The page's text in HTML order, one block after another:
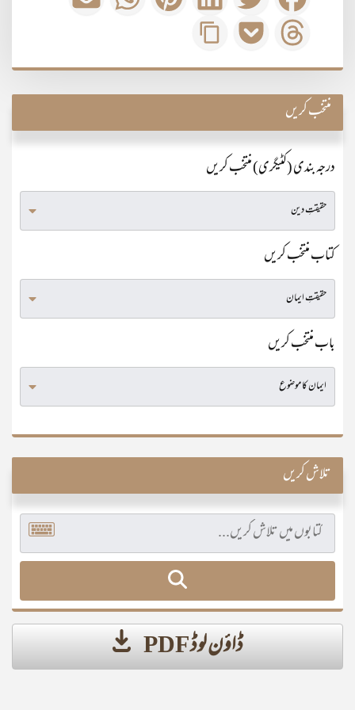
منتخب کریں
درجہ بندی (کٹیگری) منتخب کریں
کتاب منتخب کریں
باب منتخب کریں
تلاش کریں
ڈاؤن لوڈ PDF